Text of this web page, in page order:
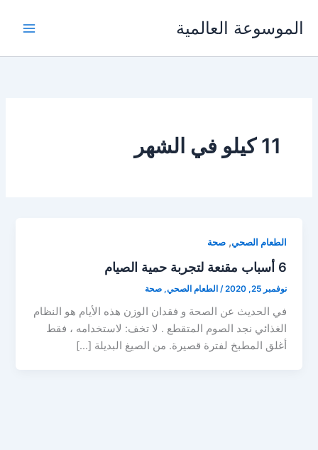
الموسوعة العالمية
11 كيلو في الشهر
الطعام الصحي,صحة
6 أسباب مقنعة لتجربة حمية الصيام
نوفمبر 25, 2020 /الطعام الصحي,صحة
في الحديث عن الصحة و فقدان الوزن هذه الأيام هو النظام
الغذائي نجد الصوم المتقطع . لا تخف: لاستخدامه ، فقط
أغلق المطبخ لفترة قصيرة. من الصيغ البديلة […]